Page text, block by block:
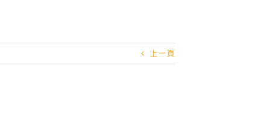
上一頁